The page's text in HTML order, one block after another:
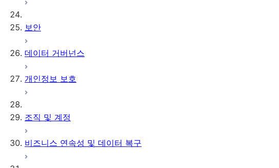
보안
데이터 거버넌스
개인정보 보호
조직 및 계정
비즈니스 연속성 및 데이터 복구